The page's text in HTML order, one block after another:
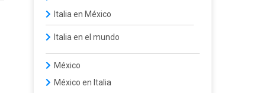
Italia en México
Italia en el mundo
México
México en Italia